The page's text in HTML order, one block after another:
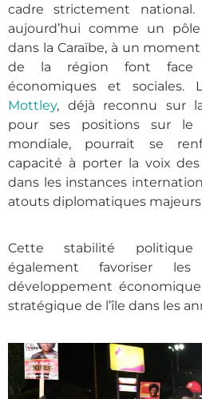
cadre strictement national.
aujourd’hui comme un
dans la Caraïbe, à un
de la région font face
économiques et sociales.
Mottley, déjà reconnu sur
pour ses positions sur
mondiale, pourrait se
capacité à porter la voix
dans les instances
atouts diplomatiques majeurs
Cette stabilité politique
également favoriser les
développement
stratégique de l’île dans les